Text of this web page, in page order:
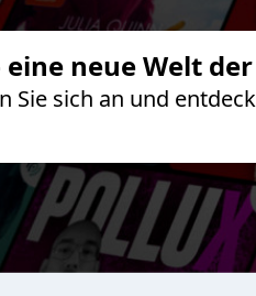
eine neue Welt
Sie sich an und